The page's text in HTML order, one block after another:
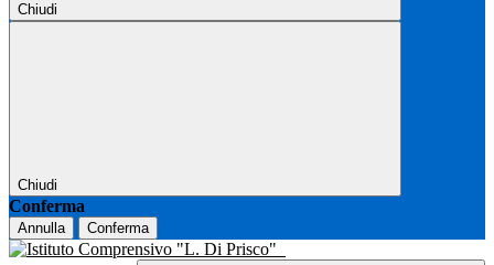
Chiudi
Chiudi
Conferma
Annulla Conferma